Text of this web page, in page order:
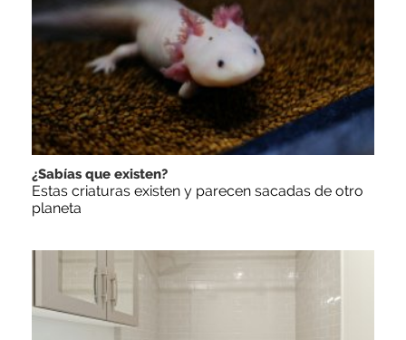
¿Sabías que existen?
Estas criaturas existen y parecen sacadas de otro
planeta